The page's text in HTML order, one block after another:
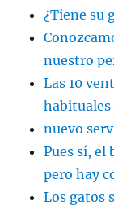
¿Tiene su
nuestro
Las 10
habituales
nuevo
Pues sí, el
pero hay
Los gatos